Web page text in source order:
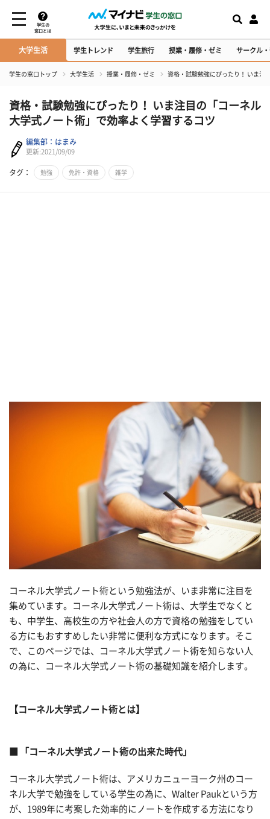
学生の
窓口とは
大学生活 学生トレンド 学生旅行 授業・履修・ゼミ サークル
学生の窓口トップ 大学生活 授業・履修・ゼミ 資格・試験勉強にぴったり！ いま注
資格・試験勉強にぴったり！ いま注目の「コーネル
大学式ノート術」で効率よく学習するコツ
編集部：はまみ
更新:2021/09/09
タグ： 勉強 免許・資格 雑学
コーネル大学式ノート術という勉強法が、いま非常に注目を
集めています。コーネル大学式ノート術は、大学生でなくと
も、中学生、高校生の方や社会人の方で資格の勉強をしてい
る方にもおすすめしたい非常に便利な方式になります。そこ
で、このページでは、コーネル大学式ノート術を知らない人
の為に、コーネル大学式ノート術の基礎知識を紹介します。
【コーネル大学式ノート術とは】
■ 「コーネル大学式ノート術の出来た時代」
コーネル大学式ノート術は、アメリカニューヨーク州のコー
ネル大学で勉強をしている学生の為に、Walter Paukという方
が、1989年に考案した効率的にノートを作成する方法になり